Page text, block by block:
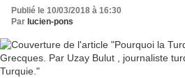
Publié le 10/03/2018 à 16:30
Par lucien-pons